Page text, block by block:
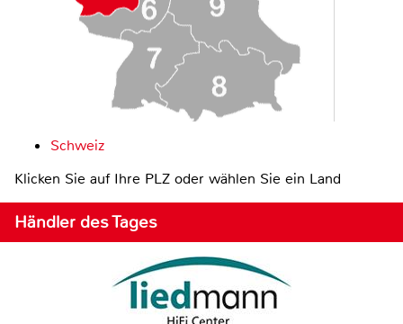
Schweiz
Klicken Sie auf Ihre PLZ oder wählen Sie ein Land
Händler des Tages